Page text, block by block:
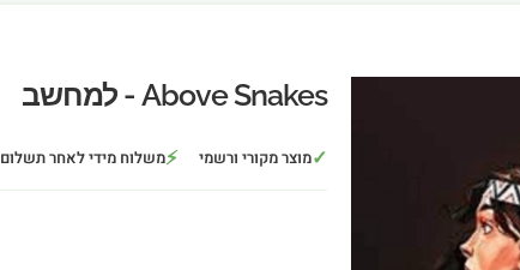
Above Snakes - למחשב
✓מוצר מקורי ורשמי ⚡משלוח מידי לאחר תשלום